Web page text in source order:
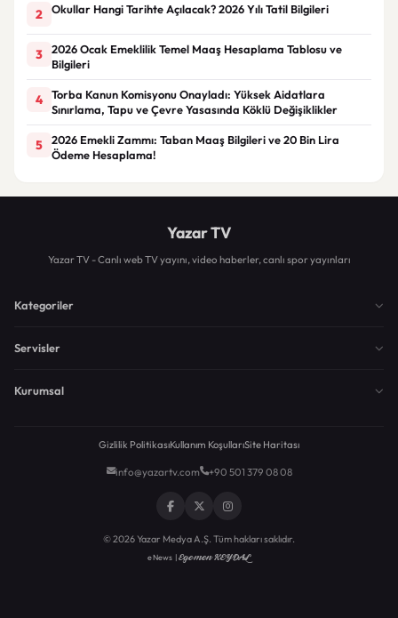
2 Okullar Hangi Tarihte Açılacak? 2026 Yılı Tatil Bilgileri
3
2026 Ocak Emeklilik Temel Maaş Hesaplama Tablosu ve
Bilgileri
4
Torba Kanun Komisyonu Onayladı: Yüksek Aidatlara
Sınırlama, Tapu ve Çevre Yasasında Köklü Değişiklikler
5
2026 Emekli Zammı: Taban Maaş Bilgileri ve 20 Bin Lira
Ödeme Hesaplama!
Yazar TV
Yazar TV - Canlı web TV yayını, video haberler, canlı spor yayınları
Kategoriler
Servisler
Kurumsal
Gizlilik PolitikasıKullanım KoşullarıSite Haritası
info@yazartv.com +90 501 379 08 08
© 2026 Yazar Medya A.Ş. Tüm hakları saklıdır.
eNews |Egemen KEYDAL